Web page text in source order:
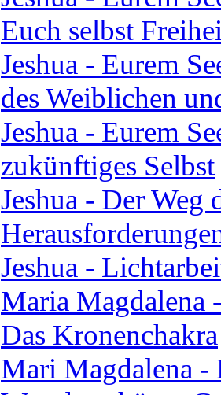
Euch selbst
Jeshua - Eurem
des Weiblichen
Jeshua - Eurem
zukünftiges Selbst
Jeshua - Der Weg
Jeshua -
Maria Magdalena
Das Kronenchakra
Mari Magdalena -